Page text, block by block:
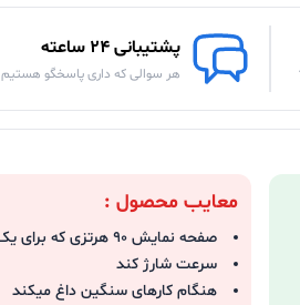
پشتیبانی 24 ساعته
هر سوالی که داری پاسخگو هستیم
معایب محصول :
صفحه نمایش 90 هرتزی که برای یک پرچم دار !!!
سرعت شارژ کند
هنگام کارهای سنگین داغ میکند